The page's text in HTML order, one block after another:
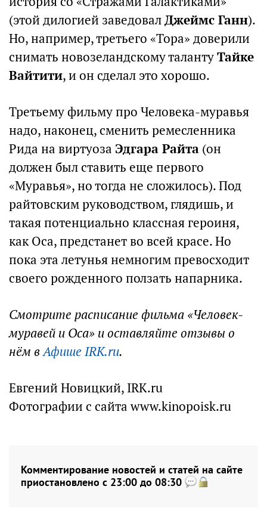
(этой дилогией заведовалДжеймс Ганн).
Но, например, третьего «Тора» доверили
снимать новозеландскому талантуТайке
Вайтити, и он сделал это хорошо.
Третьему фильму про Человека-муравья
надо, наконец, сменить ремесленника
Рида на виртуоза Эдгара Райта (он
должен был ставить еще первого
«Муравья», но тогда не сложилось). Под
райтовским руководством, глядишь, и
такая потенциально классная героиня,
как Оса, предстанет во всей красе. Но
пока эта летунья немногим превосходит
своего рожденного ползать напарника.
Смотрите расписание фильма «Человек-
муравей и Оса» и оставляйте отзывы о
нём вАфише IRK.ru.
Евгений Новицкий, IRK.ru
Фотографии с сайта www.kinopoisk.ru
Комментирование новостей и статей на сайте
приостановлено с 23:00 до 08:30